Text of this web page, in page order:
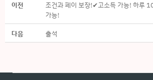
이전
조건과 페이 보장!✔고소득 가능! 하루
가능!
다음 출석